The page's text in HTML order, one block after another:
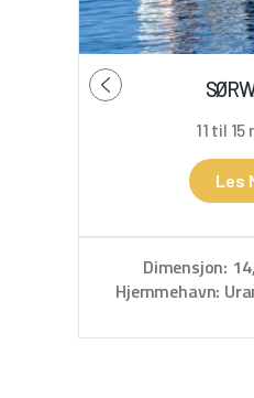
11 til
Les
Dimensjon:
Hjemmehavn: